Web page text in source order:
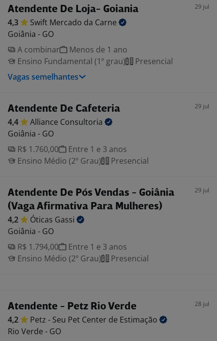
Atendente De Loja- Goiania 29 jul
4,3 Swift Mercado da Carne
Goiânia - GO
A combinar
Menos de 1 ano
Ensino Fundamental (1º grau)
Presencial
Vagas semelhantes
Atendente De Cafeteria 29 jul
4,4 Alliance Consultoria
Goiânia - GO
R$ 1.760,00
Entre 1 e 3 anos
Ensino Médio (2º Grau)
Presencial
Atendente De Pós Vendas - Goiânia
(Vaga Afirmativa Para Mulheres)
29 jul
4,2 Óticas Gassi
Goiânia - GO
R$ 1.794,00
Entre 1 e 3 anos
Ensino Médio (2º Grau)
Presencial
Atendente - Petz Rio Verde 28 jul
4,2 Petz - Seu Pet Center de Estimação
Rio Verde - GO